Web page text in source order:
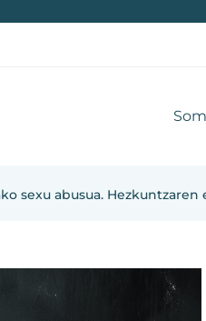
sexu abusua.